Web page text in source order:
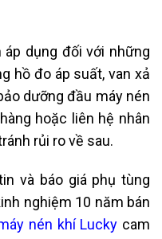
dụng đối với những
hồ đo áp suất, van xả
dưỡng đầu máy nén
hoặc liên hệ nhân
rủi ro về sau.
và báo giá phụ tùng
nghiệm 10 năm bán
nén khí Lucky cam